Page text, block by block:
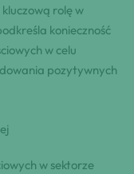
rolę w
konieczność
w celu
pozytywnych
w sektorze